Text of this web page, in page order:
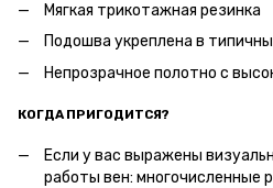
Мягкая трикотажная резинка
Подошва укреплена в
Непрозрачное полотно с
КОГДА ПРИГОДИТСЯ?
Если у вас выражены
работы вен: многочисленные